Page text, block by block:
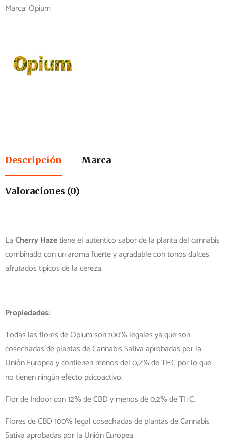
Marca:Opium
Descripción Marca
Valoraciones (0)
LaCherry Hazetiene el auténtico sabor de la planta del cannabis
combinado con un aroma fuerte y agradable con tonos dulces
afrutados típicos de la cereza.
Propiedades:
Todas las flores de Opium son 100% legales ya que son
cosechadas de plantas de Cannabis Sativa aprobadas por la
Unión Europea y contienen menos del 0,2% de THC por lo que
no tienen ningún efecto psicoactivo.
Flor de Indoor con 12% de CBD y menos de 0,2% de THC.
Flores de CBD 100% legal cosechadas de plantas de Cannabis
Sativa aprobadas por la Unión Europea